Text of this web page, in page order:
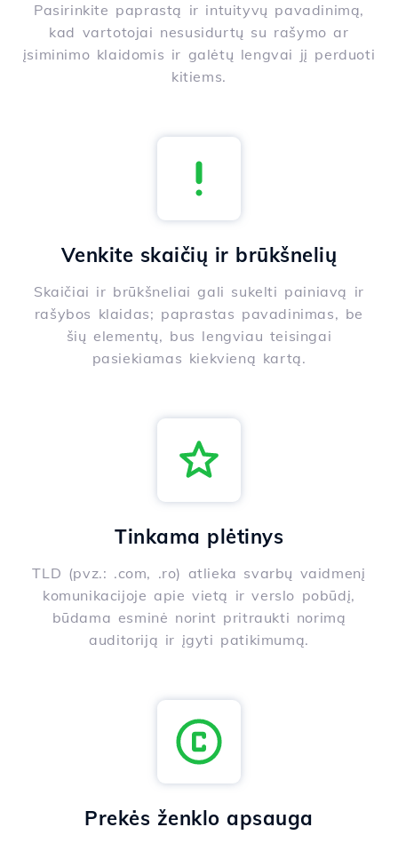
Pasirinkite paprastą ir intuityvų pavadinimą,
kad vartotojai nesusidurtų su rašymo ar
įsiminimo klaidomis ir galėtų lengvai jį perduoti
kitiems.
Venkite skaičių ir brūkšnelių
Skaičiai ir brūkšneliai gali sukelti painiavą ir
rašybos klaidas; paprastas pavadinimas, be
šių elementų, bus lengviau teisingai
pasiekiamas kiekvieną kartą.
Tinkama plėtinys
TLD (pvz.: .com, .ro) atlieka svarbų vaidmenį
komunikacijoje apie vietą ir verslo pobūdį,
būdama esminė norint pritraukti norimą
auditoriją ir įgyti patikimumą.
Prekės ženklo apsauga